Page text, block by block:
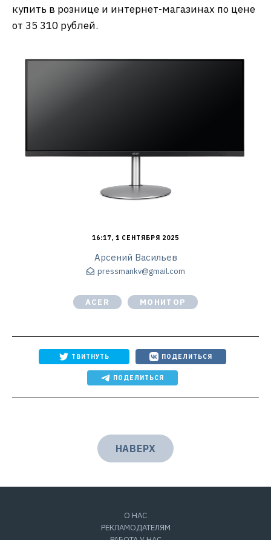
купить в рознице и интернет-магазинах по цене
от 35 310 рублей.
16:17, 1 СЕНТЯБРЯ 2025
Арсений Васильев
pressmankv@gmail.com
ACER МОНИТОР
ТВИТНУТЬ ПОДЕЛИТЬСЯ
ПОДЕЛИТЬСЯ
НАВЕРХ
О НАС
РЕКЛАМОДАТЕЛЯМ